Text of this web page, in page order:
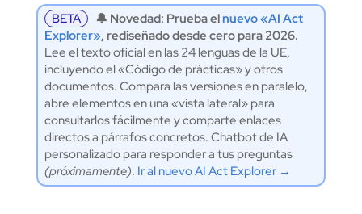
BETA 🔔 Novedad: Prueba elnuevo «AI Act
Explorer», rediseñado desde cero para 2026.
Lee el texto oficial en las 24 lenguas de la UE,
incluyendo el «Código de prácticas» y otros
documentos. Compara las versiones en paralelo,
abre elementos en una «vista lateral» para
consultarlos fácilmente y comparte enlaces
directos a párrafos concretos. Chatbot de IA
personalizado para responder a tus preguntas
(próximamente). Ir al nuevo AI Act Explorer →